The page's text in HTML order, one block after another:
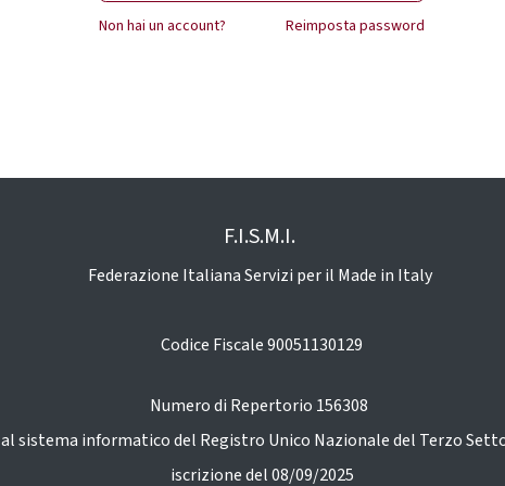
Non hai un account? Reimposta password
F.I.S.M.I.
Federazione Italiana Servizi per il Made in Italy
Codice Fiscale 90051130129
Numero di Repertorio 156308
al sistema informatico del Registro Unico Nazionale del Terzo
iscrizione del 08/09/2025